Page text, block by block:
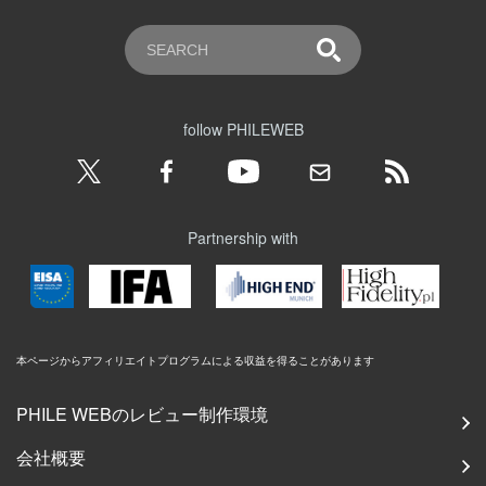
follow PHILEWEB
Partnership with
本ページからアフィリエイトプログラムによる収益を得ることがあります
PHILE WEBのレビュー制作環境
会社概要